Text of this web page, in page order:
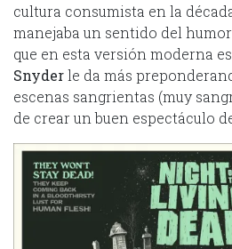
cultura consumista en la década
manejaba un sentido del
que en esta versión moderna
Snyderle da más
escenas sangrientas (muy
de crear un buen espectáculo